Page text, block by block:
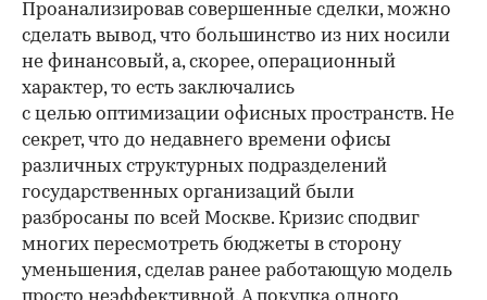
Проанализировав совершенные сделки, можно
сделать вывод, что большинство из них носили
не финансовый, а, скорее, операционный
характер, то есть заключались
с целью оптимизации офисных пространств. Не
секрет, что до недавнего времени офисы
различных структурных подразделений
государственных организаций были
разбросаны по всей Москве. Кризис сподвиг
многих пересмотреть бюджеты в сторону
уменьшения, сделав ранее работающую модель